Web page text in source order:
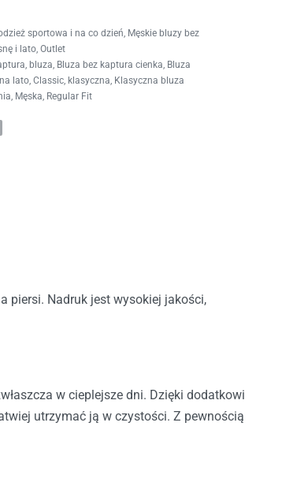
sportowa i na co dzień, Męskie bluzy bez
i lato,Outlet
, bluza, Bluza bez kaptura cienka, Bluza
lato,Classic, klasyczna, Klasyczna bluza
, Męska, Regular Fit
piersi. Nadruk jest wysokiej jakości,
w cieplejsze dni. Dzięki dodatkowi
utrzymać ją w czystości. Z pewnością